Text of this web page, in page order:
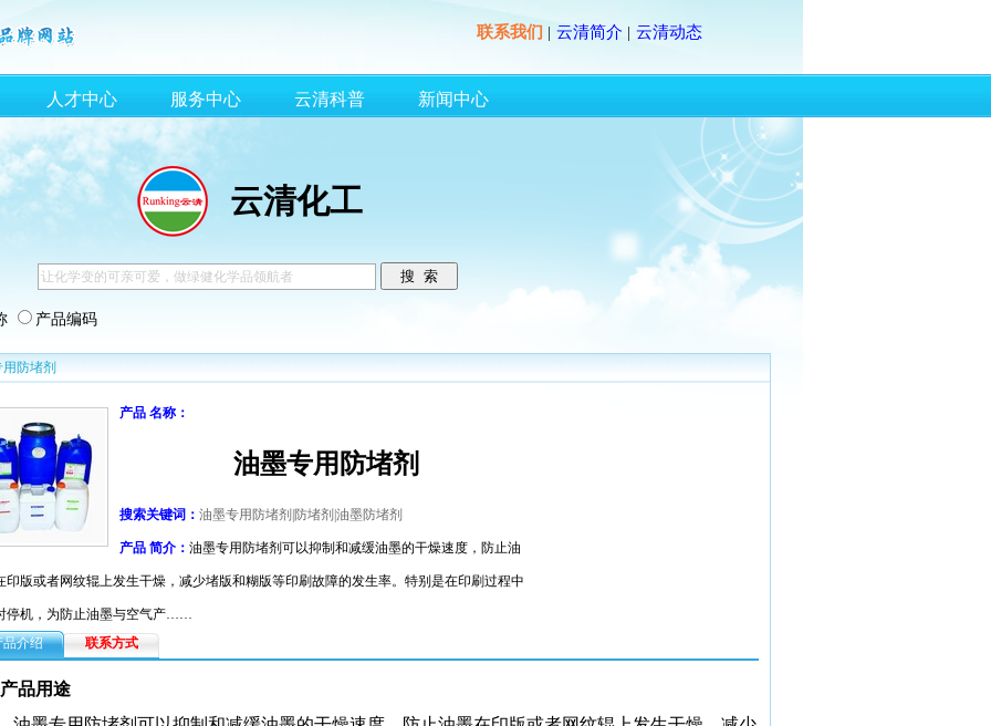
联系我们 云清简介 云清动态
人才中心 服务中心 云清科普 新闻中心
云清化工
产品编码
防堵剂
产品 名称：
油墨专用防堵剂
搜索关键词： 油墨专用防堵剂|防堵剂|油墨防堵剂
产品 简介： 油墨专用防堵剂可以抑制和减缓油墨的干燥速度，防止油
印版或者网纹辊上发生干燥，减少堵版和糊版等印刷故障的发生率。特别是在印刷过程中
停机，为防止油墨与空气产……
品介绍
联系方式
品用途